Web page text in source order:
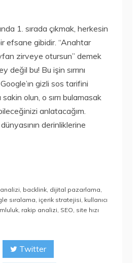
1. sırada çıkmak, herkesin
efsane gibidir. “Anahtar
zirveye otursun” demek
değil bu! Bu işin sırrını
gizli sos tarifini
olun, o sırrı bulamasak
anlatacağım.
derinliklerine
, backlink, dijital pazarlama,
sıralama, içerik stratejisi, kullanıcı
, rakip analizi, SEO, site hızı
Twitter